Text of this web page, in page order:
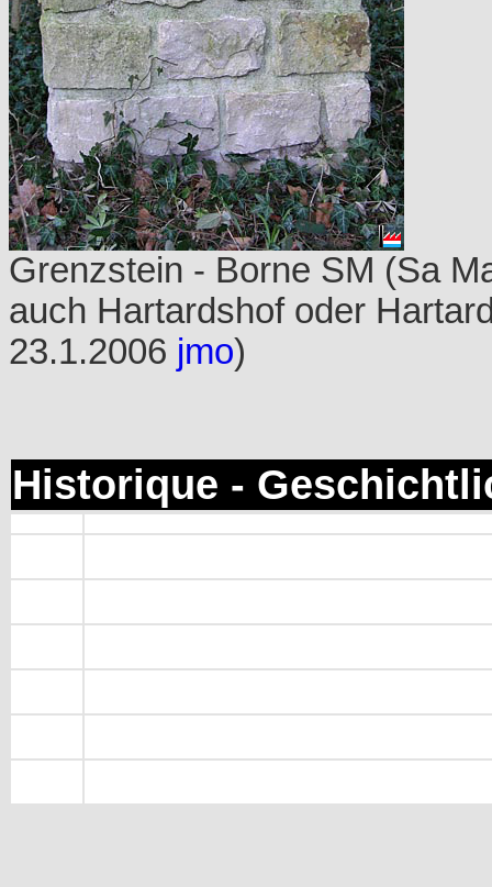
Grenzstein - Borne SM (Sa
auch Hartardshof oder
23.1.2006 jmo)
Historique -